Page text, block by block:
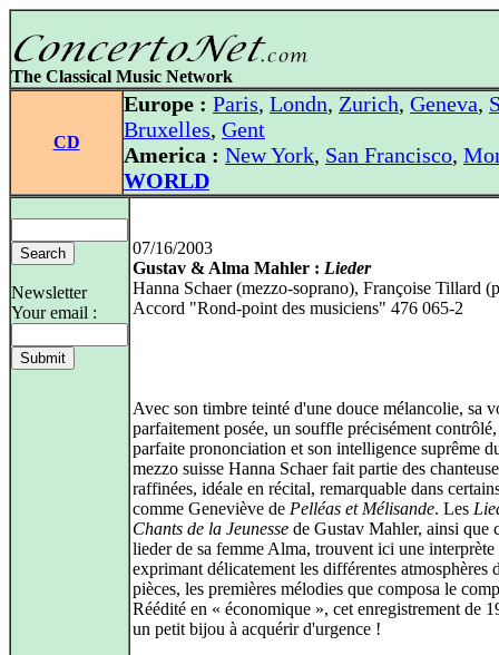
The Classical Music Network
CD
Europe : Paris, Londn, Zurich, Geneva,
Bruxelles, Gent
America : New York, San Francisco,
WORLD
Newsletter
Your email :
07/16/2003
Gustav & Alma Mahler : Lieder
Hanna Schaer (mezzo-soprano), Françoise Tillard
Accord "Rond-point des musiciens" 476 065-2
Avec son timbre teinté d'une douce mélancolie, sa
parfaitement posée, un souffle précisément contrôlé,
parfaite prononciation et son intelligence suprême
mezzo suisse Hanna Schaer fait partie des
raffinées, idéale en récital, remarquable dans
comme Geneviève de Pelléas et Mélisande. Les
Chants de la Jeunesse de Gustav Mahler, ainsi que
lieder de sa femme Alma, trouvent ici une interprète
exprimant délicatement les différentes atmosphères
pièces, les premières mélodies que composa le
Réédité en « économique », cet enregistrement de
un petit bijou à acquérir d'urgence !